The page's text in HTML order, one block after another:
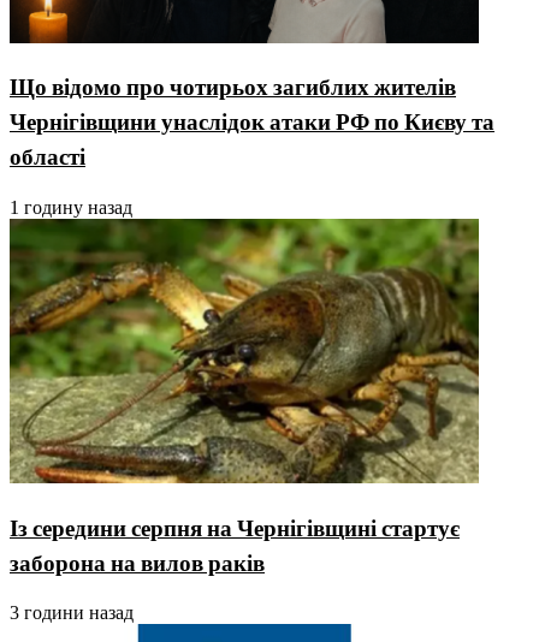
Що відомо про чотирьох загиблих жителів
Чернігівщини унаслідок атаки РФ по Києву та
області
1 годину назад
Із середини серпня на Чернігівщині стартує
заборона на вилов раків
3 години назад